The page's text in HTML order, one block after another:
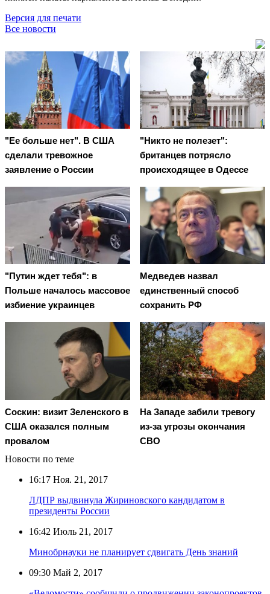
Версия для печати
Все новости
"Ее больше нет". В США
сделали тревожное
заявление о России
"Никто не полезет":
британцев потрясло
происходящее в Одессе
"Путин ждет тебя": в
Польше началось массовое
избиение украинцев
Медведев назвал
единственный способ
сохранить РФ
Соскин: визит Зеленского в
США оказался полным
провалом
На Западе забили тревогу
из-за угрозы окончания
СВО
Новости по теме
16:17 Ноя. 21, 2017
ЛДПР выдвинула Жириновского кандидатом в
президенты России
16:42 Июль 21, 2017
Минобрнауки не планирует сдвигать День знаний
09:30 Май 2, 2017